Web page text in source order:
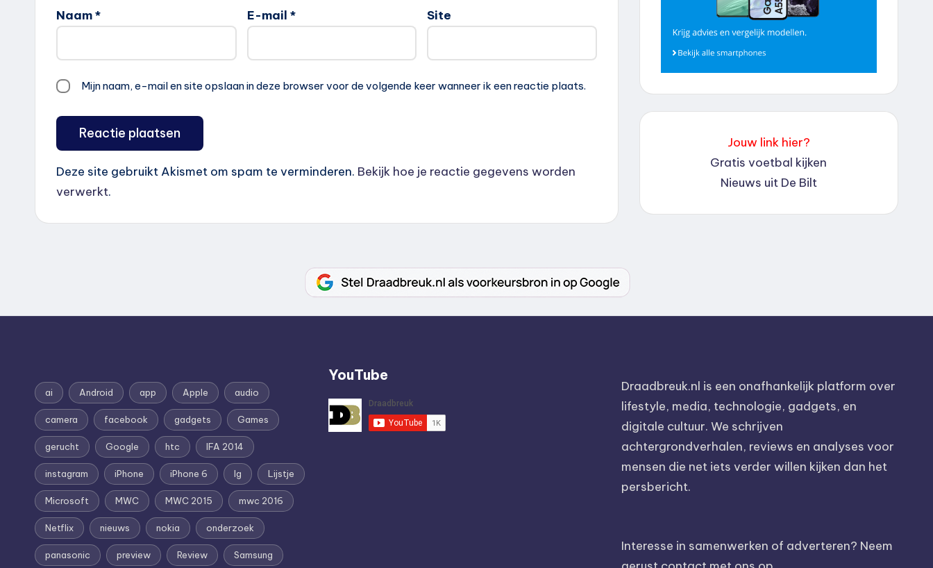
Naam* E-mail * Site
Mijn naam, e-mail en site opslaan in deze browser voor de volgende keer wanneer ik een reactie plaats.
Deze site gebruikt Akismet om spam te verminderen. Bekijk hoe je reactie gegevens worden
verwerkt.
Jouw link hier?
Gratis voetbal kijken
Nieuws uit De Bilt
ai Android app Apple audio
camera facebook gadgets Games
gerucht Google htc IFA 2014
instagram iPhone iPhone 6 lg Lijstje
Microsoft MWC MWC 2015 mwc 2016
Netflix nieuws nokia onderzoek
panasonic preview Review Samsung
YouTube
Draadbreuk.nl is een onafhankelijk platform over
lifestyle, media, technologie, gadgets, en
digitale cultuur. We schrijven
achtergrondverhalen, reviews en analyses voor
mensen die net iets verder willen kijken dan het
persbericht.
Interesse in samenwerken of adverteren? Neem